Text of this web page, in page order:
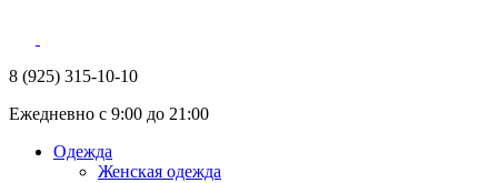
8 (925) 315-10-10
Ежедневно с 9:00 до 21:00
Одежда
Женская одежда